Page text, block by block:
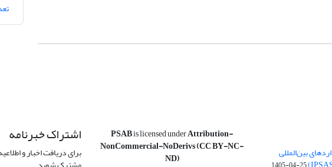
بین‌المللی
PSABis licensed underAttribution-
NonCommercial-NoDerivs (CC BY-NC-
ND)
اشتراک خبرنامه
برای دریافت اخبار و